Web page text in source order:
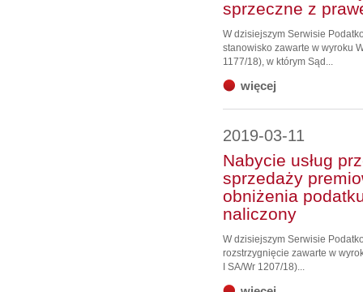
sprzeczne z
W dzisiejszym Serwisie
stanowisko zawarte w wyroku
1177/18), w którym Sąd...
więcej
2019-03-11
Nabycie usług
sprzedaży
obniżenia
naliczony
W dzisiejszym Serwisie
rozstrzygnięcie zawarte w
I SA/Wr 1207/18)...